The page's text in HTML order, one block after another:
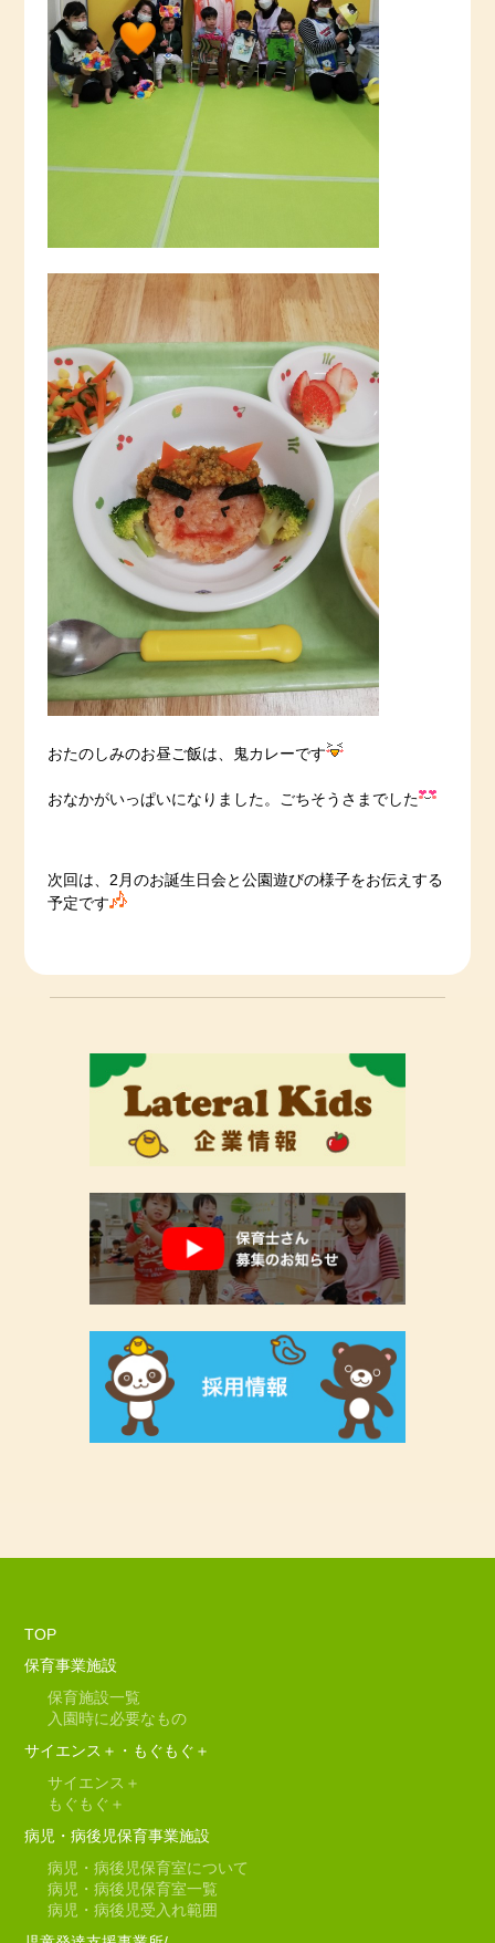
おたのしみのお昼ご飯は、鬼カレーです
おなかがいっぱいになりました。ごちそうさまでした
次回は、2月のお誕生日会と公園遊びの様子をお伝えする
予定です
TOP
保育事業施設
保育施設一覧
入園時に必要なもの
サイエンス＋・もぐもぐ＋
サイエンス＋
もぐもぐ＋
病児・病後児保育事業施設
病児・病後児保育室について
病児・病後児保育室一覧
病児・病後児受入れ範囲